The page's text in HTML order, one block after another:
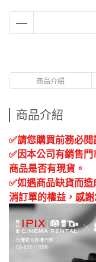
商品介紹
商品介紹
✅請您購買前務必閱
✅因本公司有銷售
商品是否有現貨。
✅如遇商品缺貨而造
消訂單的權益，感謝